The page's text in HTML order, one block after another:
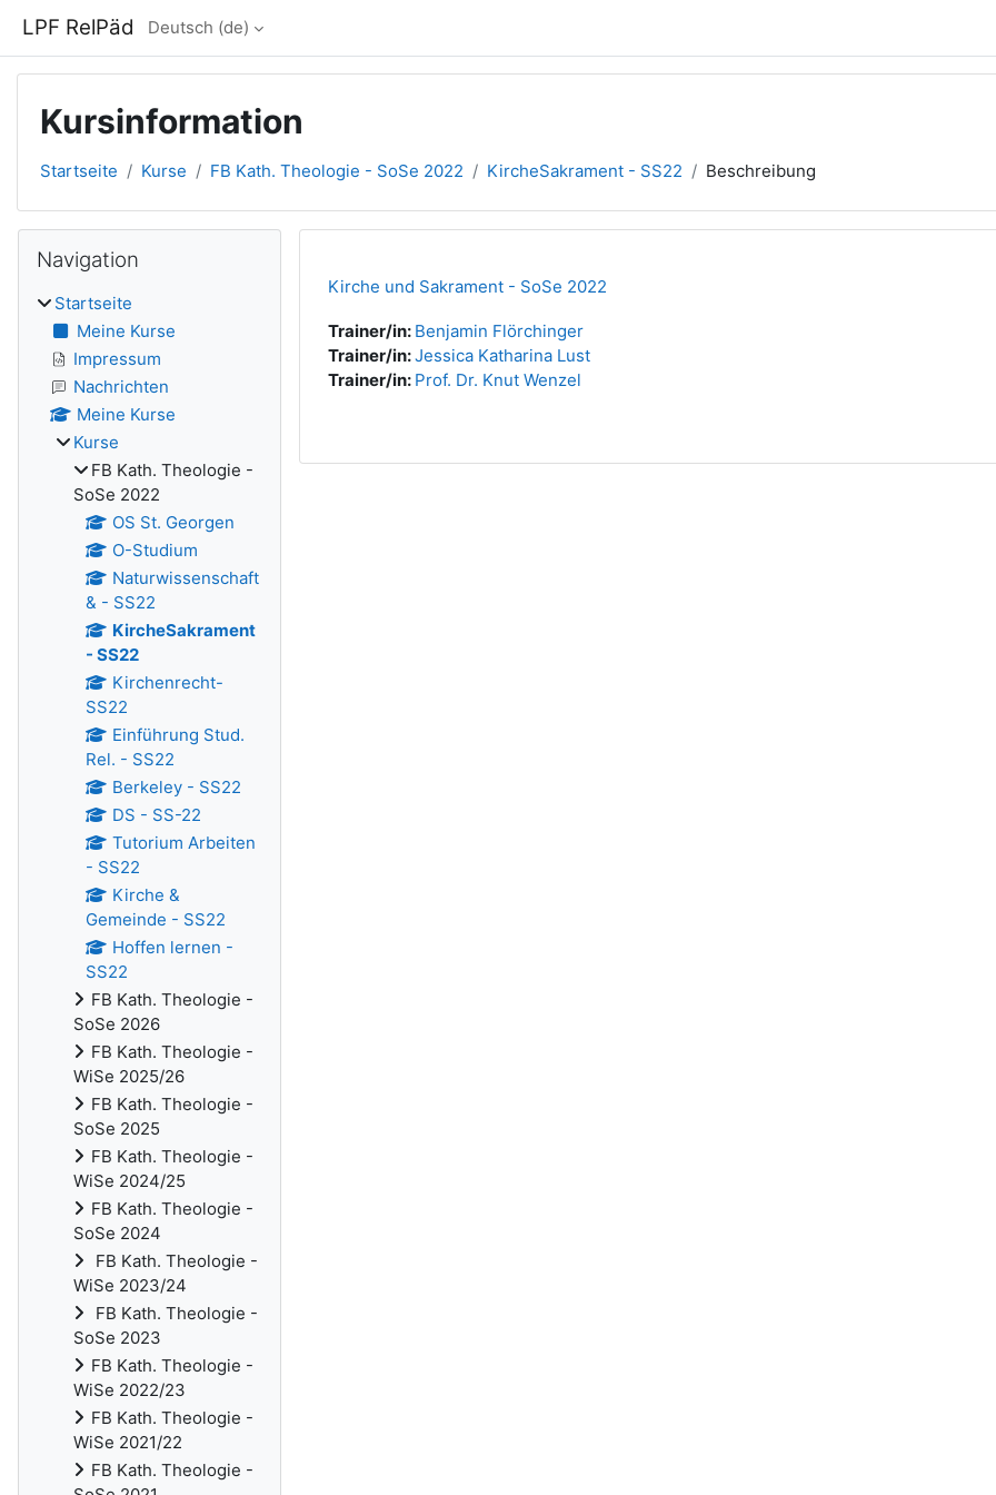
LPF RelPäd Deutsch ‎(de)‎
Kursinformation
Startseite Kurse FB Kath. Theologie - SoSe 2022 KircheSakrament - SS22 Beschreibung
Kirche und Sakrament - SoSe 2022
Trainer/in: Benjamin Flörchinger
Trainer/in:Jessica Katharina Lust
Trainer/in: Prof. Dr. Knut Wenzel
Blöcke
Navigation
Startseite
Meine Kurse
Impressum
Nachrichten
Meine Kurse
Kurse
FB Kath. Theologie -
SoSe 2022
OS St. Georgen
O-Studium
Naturwissenschaft
& - SS22
KircheSakrament
- SS22
Kirchenrecht-
SS22
Einführung Stud.
Rel. - SS22
Berkeley - SS22
DS - SS-22
Tutorium Arbeiten
- SS22
Kirche &
Gemeinde - SS22
Hoffen lernen -
SS22
FB Kath. Theologie -
SoSe 2026
FB Kath. Theologie -
WiSe 2025/26
FB Kath. Theologie -
SoSe 2025
FB Kath. Theologie -
WiSe 2024/25
FB Kath. Theologie -
SoSe 2024
FB Kath. Theologie -
WiSe 2023/24
FB Kath. Theologie -
SoSe 2023
FB Kath. Theologie -
WiSe 2022/23
FB Kath. Theologie -
WiSe 2021/22
FB Kath. Theologie -